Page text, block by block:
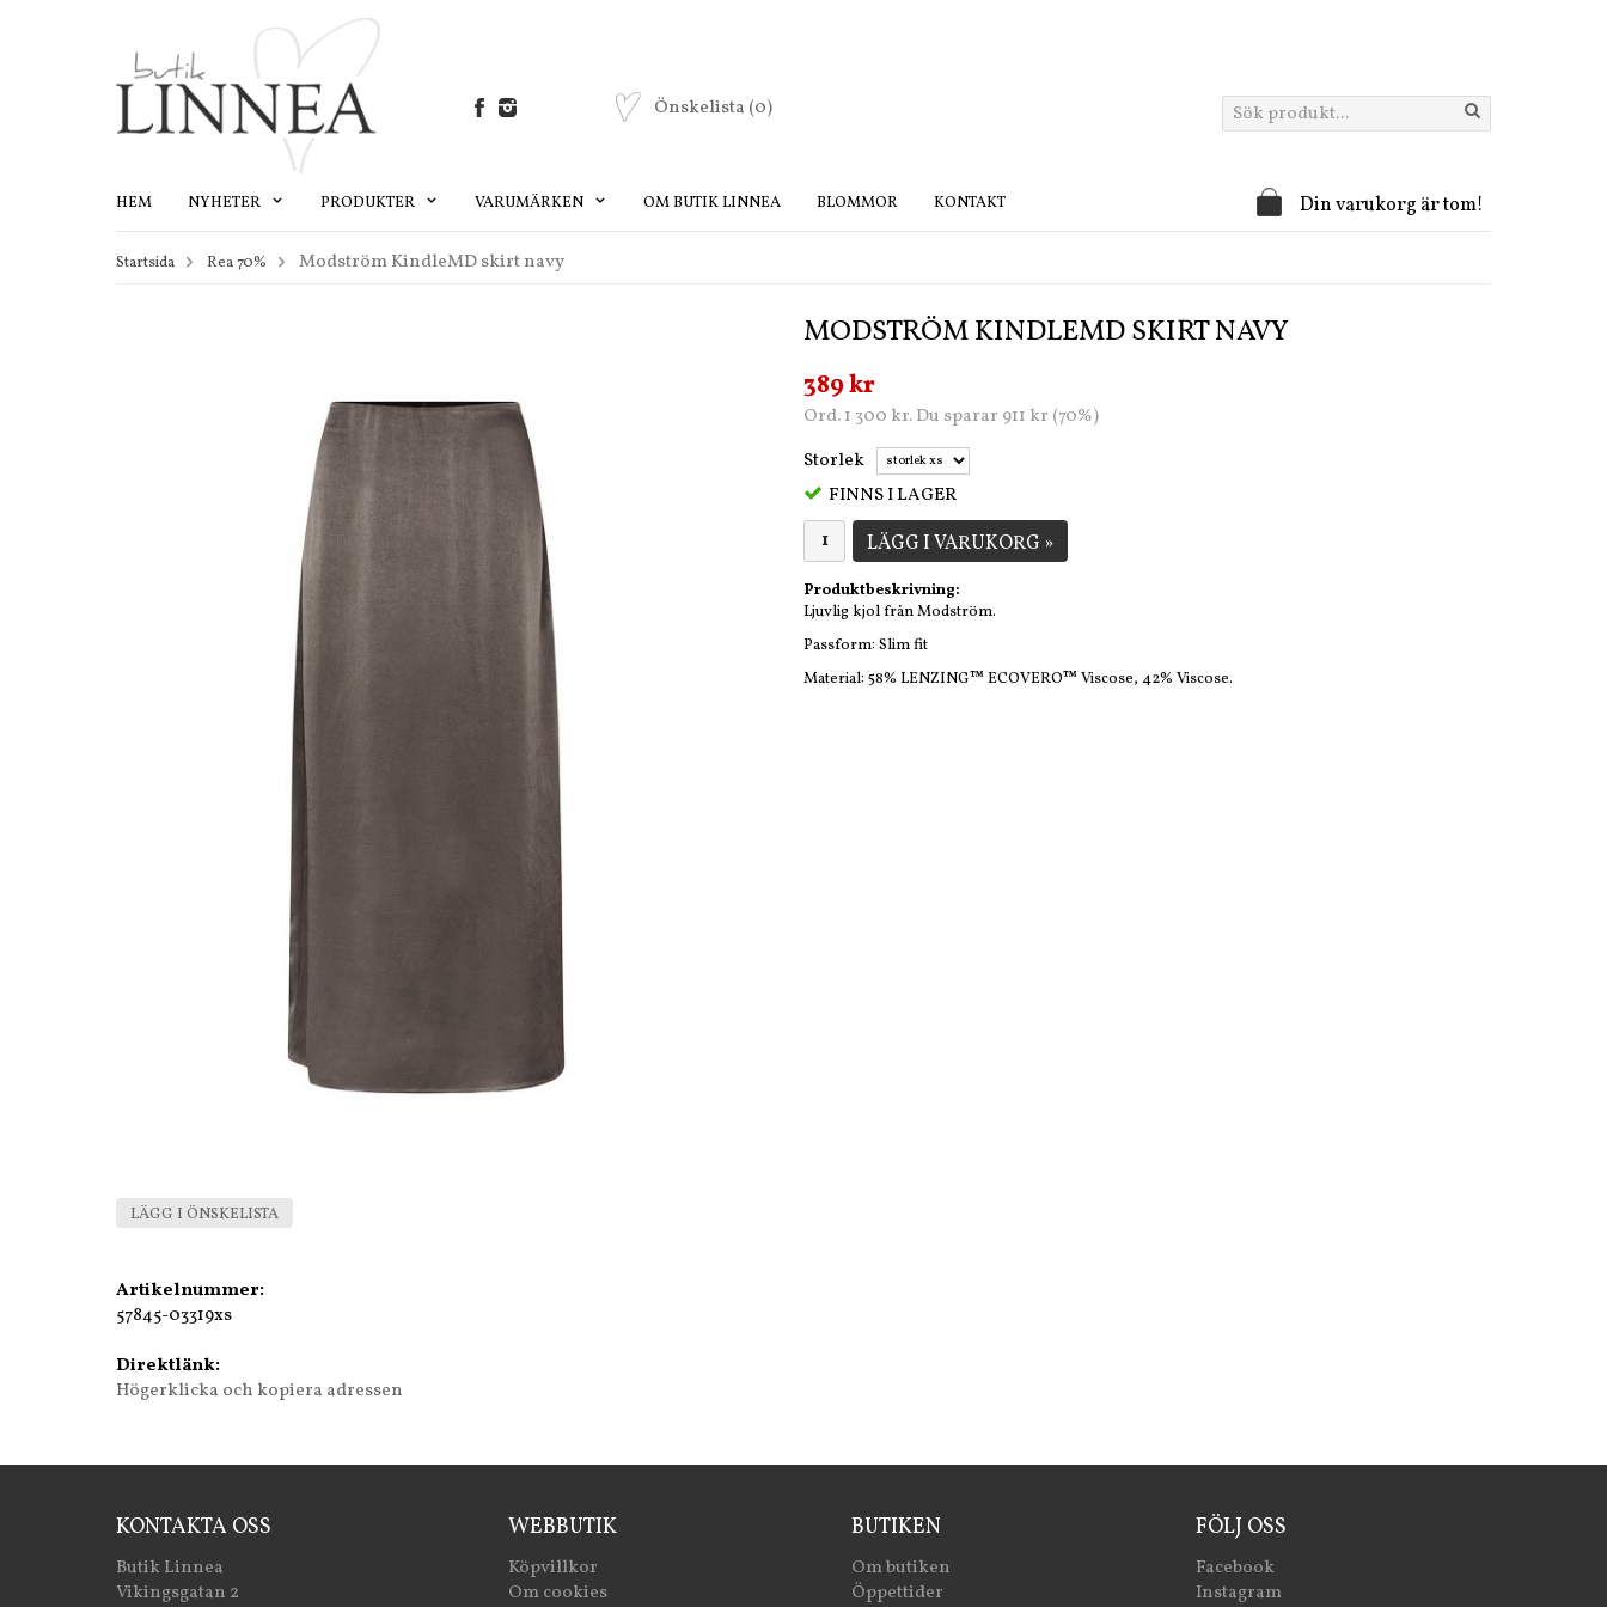
Önskelista (0)
HEM NYHETER PRODUKTER VARUMÄRKEN OM BUTIK LINNEA BLOMMOR KONTAKT Din varukorg är tom!
Startsida Rea 70% Modström KindleMD skirt navy
MODSTRÖM KINDLEMD SKIRT NAVY
389 kr
Ord. 1 300 kr. Du sparar 911 kr (70%)
Storlek
FINNS I LAGER
LÄGG I VARUKORG »
Produktbeskrivning:
Ljuvlig kjol från Modström.
Passform: Slim fit
Material: 58% LENZING™ ECOVERO™ Viscose, 42% Viscose.
LÄGG I ÖNSKELISTA
Artikelnummer:
57845-03319xs
Direktlänk:
Högerklicka och kopiera adressen
KONTAKTA OSS
Butik Linnea
Vikingsgatan 2
WEBBUTIK
Köpvillkor
Om cookies
BUTIKEN
Om butiken
Öppettider
FÖLJ OSS
Facebook
Instagram